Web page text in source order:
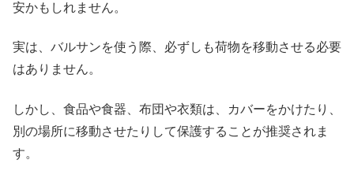
安かもしれません。
実は、バルサンを使う際、必ずしも荷物を移動させる必要
はありません。
しかし、食品や食器、布団や衣類は、カバーをかけたり、
別の場所に移動させたりして保護することが推奨されま
す。